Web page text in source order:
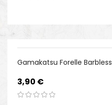
Gamakatsu Forelle Barbless
Preis
3,90 €